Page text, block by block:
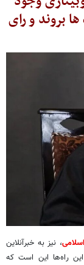
بروند و رای
، نیز به خبرآنلاین
راه‌ها این است که